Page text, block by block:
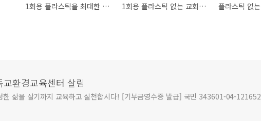
1회용 플라스틱을 최대한 사용하지 않되 부득이한 경우에 대한 질문 답변!!! 1회용 플라스틱 없는 교회를 위한 집담회에서 있었던 의견과 자료집 파일입니다
환경교육센터 살림
한 삶을 살기까지 교육하고 실천합시다! [기부금영수증 발급] 국민 343601-04-121652